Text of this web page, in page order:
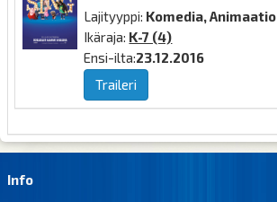
Lajityyppi: Komedia, Animaatio
Ikäraja: K-7 (4)
Ensi-ilta:23.12.2016
Traileri
Info